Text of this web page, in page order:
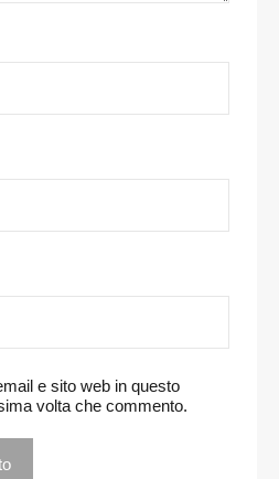
e sito web in questo
volta che commento.